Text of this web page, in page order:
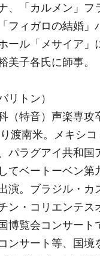
、「カルメン」
フィガロの結婚」
ール「メサイア」
美子各氏に師事。
リトン）
（特音）声楽専攻
渡南米。メキシ
パラグアイ共和
てベートーベン
演。ブラジル・
ン・コリエンテ
博覧会コンサート
ンサート等、国境